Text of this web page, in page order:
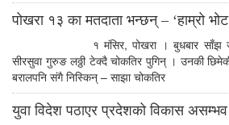
पोखरा १३ का मतदाता भन्छन् – ‘हाम्रो भोट
१ मंसिर, पोखरा । बुधबार साँझ
सीरसुवा गुरुङ लठ्ठी टेक्दै चोकतिर पुगिन् । उनकी
बरालपनि संगै निस्किन् – साझा चोकतिर
युवा विदेश पठाएर प्रदेशको विकास